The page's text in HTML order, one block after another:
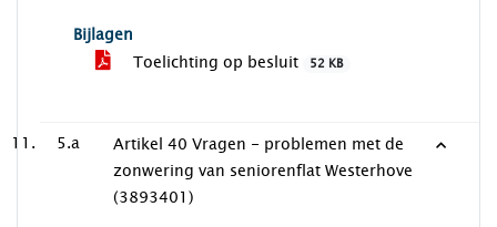
Bijlagen
Toelichting op besluit
52 KB
5.a
Artikel 40 Vragen - problemen met de
zonwering van seniorenflat Westerhove
(3893401)